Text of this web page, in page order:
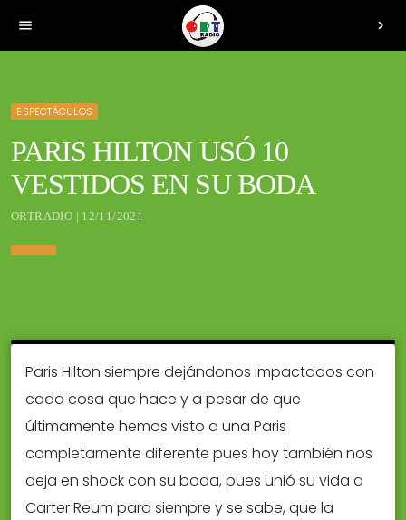
menu chevron_right
ESPECTÁCULOS
PARIS HILTON USÓ 10
VESTIDOS EN SU BODA
ORTRADIO | 12/11/2021
Paris Hilton siempre dejándonos impactados con
cada cosa que hace y a pesar de que
últimamente hemos visto a una Paris
completamente diferente pues hoy también nos
deja en shock con su boda, pues unió su vida a
Carter Reum para siempre y se sabe, que la